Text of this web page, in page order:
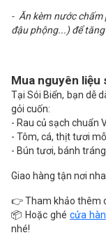
- Ăn kèm nước chấm
đậu phộng...) để
Mua nguyên liệu
Tại Sói Biển, bạn dễ
gỏi cuốn:
- Rau củ sạch chuẩn
- Tôm, cá, thịt tươi
- Bún tươi, bánh
Giao hàng tận nơi
👉 Tham khảo thêm
📦 Hoặc ghé cửa
nhé!